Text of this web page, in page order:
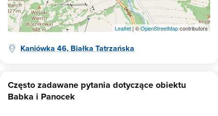
Leaflet | ©OpenStreetMapcontributors
Kaniówka 46, Białka Tatrzańska
Często zadawane pytania dotyczące obiektu
Babka i Panocek